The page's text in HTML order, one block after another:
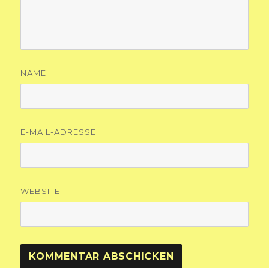
NAME
E-MAIL-ADRESSE
WEBSITE